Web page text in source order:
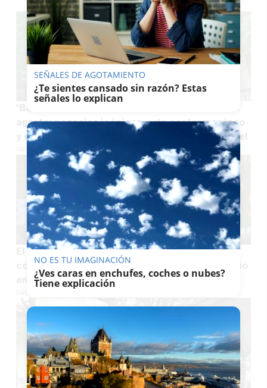
'Baño verde' en la calle más fresca de Jerez en
agosto: negocios icónicos, arte contemporáneo
y comida típica jerezana o italiana bajo un vergel
PACO SÁNCHEZ MÚGICA
El Ayuntamiento de Jerez saca a concurso un
contrato de más de medio millón de euros al año
en luces de Navidad
SEÑALES DE AGOTAMIENTO
¿Te sientes cansado sin razón? Estas
señales lo explican
NO ES TU IMAGINACIÓN
¿Ves caras en enchufes, coches o nubes?
Tiene explicación